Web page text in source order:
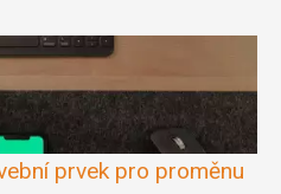
prvek pro proměnu